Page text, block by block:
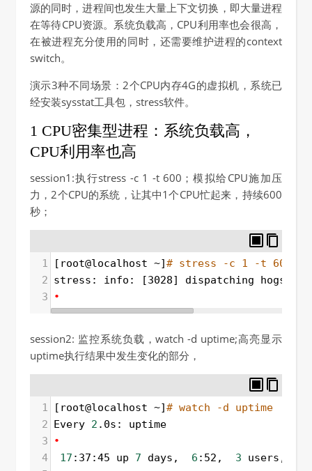
源的同时，进程间也发生大量上下文切换，即大量进程
在等待CPU资源。系统负载高，CPU利用率也会很高，
在被进程充分使用的同时，还需要维护进程的context
switch。
演示3种不同场景：2个CPU内存4G的虚拟机，系统已
经安装sysstat工具包，stress软件。
1 CPU密集型进程：系统负载高，
CPU利用率也高
session1:执行stress -c 1 -t 600；模拟给CPU施加压
力，2个CPU的系统，让其中1个CPU忙起来，持续600
秒；
1 [root@localhost ~]# stress -c 1 -t 600
2 stress: info: [3028] dispatching hogs:
3
•
session2: 监控系统负载，watch -d uptime;高亮显示
uptime执行结果中发生变化的部分，
1 [root@localhost ~]# watch -d uptime
2 Every 2 .0s: uptime
3
•
4
17 :37:45 up 7 days, 6 :52, 3 users,